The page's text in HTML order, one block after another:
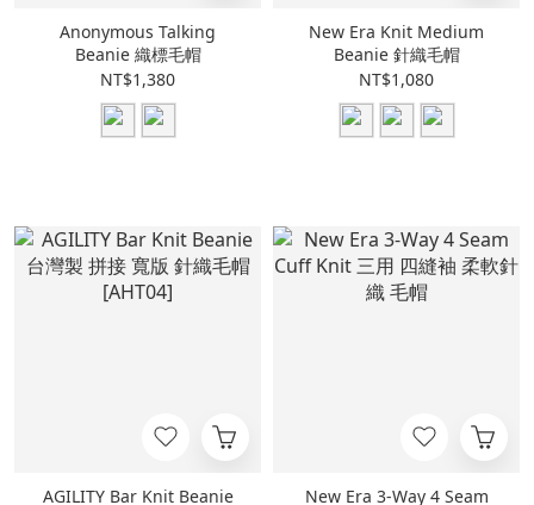
Anonymous Talking
Beanie 織標毛帽
NT$1,380
New Era Knit Medium
Beanie 針織毛帽
NT$1,080
AGILITY Bar Knit Beanie
New Era 3-Way 4 Seam